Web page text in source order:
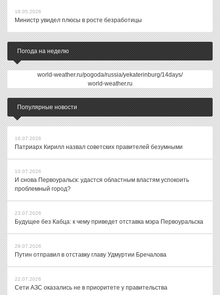
18.05.2026
Министр увидел плюсы в росте безработицы
Погода на неделю
world-weather.ru/pogoda/russia/yekaterinburg/14days/
world-weather.ru
Популярные новости
16.07.2026
Патриарх Кирилл назвал советских правителей безумными
10.07.2026
И снова Первоуральск: удастся областным властям успокоить
проблемный город?
23.07.2026
Будущее без Кабца: к чему приведет отставка мэра Первоуральска
29.07.2026
Путин отправил в отставку главу Удмуртии Бречалова
22.07.2026
Сети АЗС оказались не в приоритете у правительства